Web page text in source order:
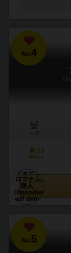
No.4
33
興味あり
No.5